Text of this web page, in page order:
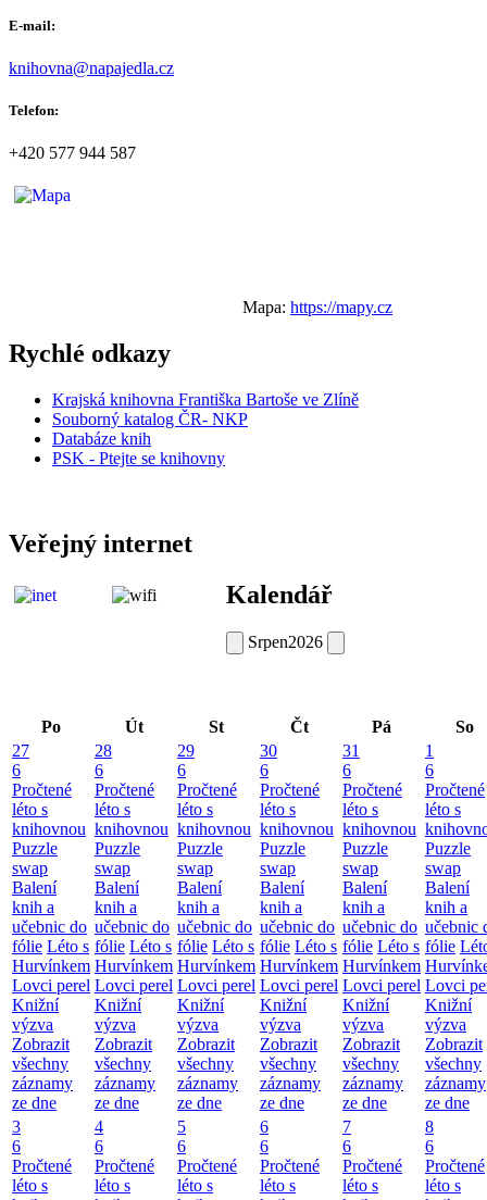
E-mail:
knihovna@napajedla.cz
Telefon:
+420 577 944 587
Mapa: https://mapy.cz
Rychlé odkazy
Krajská knihovna Františka Bartoše ve Zlíně
Souborný katalog ČR- NKP
Databáze knih
PSK - Ptejte se knihovny
Veřejný internet
Kalendář
Srpen2026
Po Út St Čt Pá
So
27
6
Pročtené
léto s
knihovnou
Puzzle
swap
Balení
knih a
učebnic do
fólie Léto s
Hurvínkem
Lovci perel
Knižní
výzva
Zobrazit
všechny
záznamy
ze dne
28
6
Pročtené
léto s
knihovnou
Puzzle
swap
Balení
knih a
učebnic do
fólie Léto s
Hurvínkem
Lovci perel
Knižní
výzva
Zobrazit
všechny
záznamy
ze dne
29
6
Pročtené
léto s
knihovnou
Puzzle
swap
Balení
knih a
učebnic do
fólie Léto s
Hurvínkem
Lovci perel
Knižní
výzva
Zobrazit
všechny
záznamy
ze dne
30
6
Pročtené
léto s
knihovnou
Puzzle
swap
Balení
knih a
učebnic do
fólie Léto s
Hurvínkem
Lovci perel
Knižní
výzva
Zobrazit
všechny
záznamy
ze dne
31
6
Pročtené
léto s
knihovnou
Puzzle
swap
Balení
knih a
učebnic do
fólie Léto s
Hurvínkem
Lovci perel
Knižní
výzva
Zobrazit
všechny
záznamy
ze dne
1
6
Pročtené
léto s
Puzzle
swap
Balení
knih a
učebnic
fólie
Lovci
Knižní
výzva
Zobrazit
všechny
záznamy
ze dne
3
6
Pročtené
léto s
4
6
Pročtené
léto s
5
6
Pročtené
léto s
6
6
Pročtené
léto s
7
6
Pročtené
léto s
8
6
Pročtené
léto s